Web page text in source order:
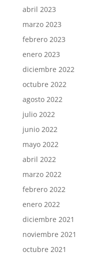
abril 2023
marzo 2023
febrero 2023
enero 2023
diciembre 2022
octubre 2022
agosto 2022
julio 2022
junio 2022
mayo 2022
abril 2022
marzo 2022
febrero 2022
enero 2022
diciembre 2021
noviembre 2021
octubre 2021